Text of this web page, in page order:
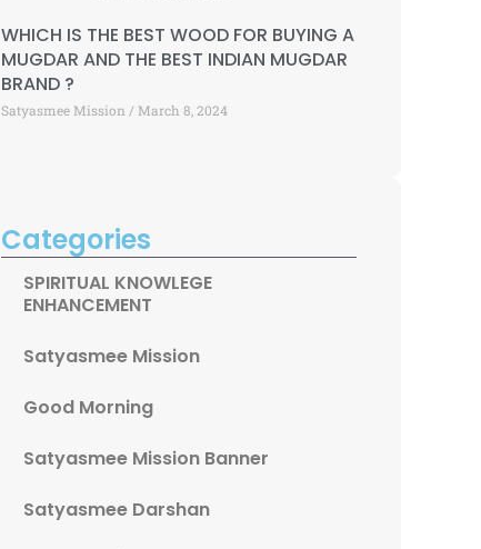
WHICH IS THE BEST WOOD FOR BUYING A
MUGDAR AND THE BEST INDIAN MUGDAR
BRAND ?
Satyasmee Mission March 8, 2024
Categories
SPIRITUAL KNOWLEGE
ENHANCEMENT
Satyasmee Mission
Good Morning
Satyasmee Mission Banner
Satyasmee Darshan